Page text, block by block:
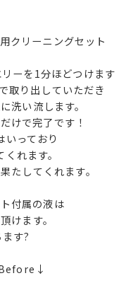
クリーニングセット
ーを1分ほどつけます
取り出していただき
洗い流します。
けで完了です！
いっており
れます。
たしてくれます。
付属の液は
けます。
す?